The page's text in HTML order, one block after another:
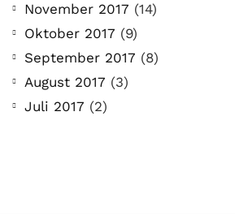
November 2017 (14)
Oktober 2017 (9)
September 2017 (8)
August 2017 (3)
Juli 2017 (2)